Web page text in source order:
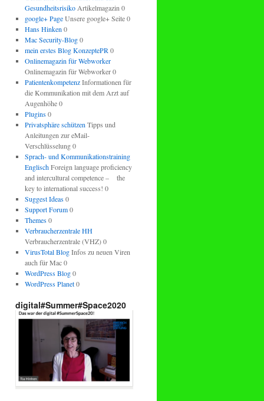
GesundheitsrisikoArtikelmagazin 0
google+ PageUnsere google+ Seite 0
Hans Hinken 0
Mac Security-Blog0
mein erstes Blog KonzeptePR 0
Onlinemagazin für Webworker
Onlinemagazin für Webworker 0
PatientenkompetenzInformationen für
die Kommunikation mit dem Arzt auf
Augenhöhe 0
Plugins0
Privatsphäre schützen Tipps und
Anleitungen zur eMail-
Verschlüsselung 0
Sprach- und Kommunikationstraining
EnglischForeign language proficiency
and intercultural competence – the
key to international success! 0
Suggest Ideas0
Support Forum0
Themes0
Verbraucherzentrale HH
Verbraucherzentrale (VHZ) 0
VirusTotal BlogInfos zu neuen Viren
auch für Mac 0
WordPress Blog0
WordPress Planet0
digital#Summer#Space2020